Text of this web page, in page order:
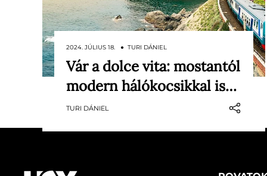
Szeptembertől elképesztő
felszereltségű, hálókocsis
vonatokkal is utazhatunk
szomszéd fővárosból, Bécsből is. A
hálókabinokat, de olyat is, amiben
2024. JÚLIUS 18. ● TURI DÁNIEL
Vár a dolce vita: mostantól
modern hálókocsikkal is…
TURI DÁNIEL